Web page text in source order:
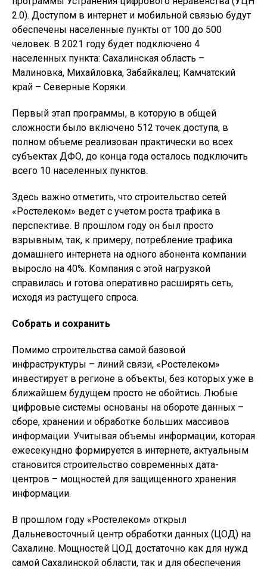
2.0). Доступом в интернет и мобильной связью будут
обеспечены населенные пункты от 100 до 500
человек. В 2021 году будет подключено 4
населенных пункта: Сахалинская область –
Малиновка, Михайловка, Забайкалец; Камчатский
край – Северные Коряки.
Первый этап программы, в которую в общей
сложности было включено 512 точек доступа, в
полном объеме реализован практически во всех
субъектах ДФО, до конца года осталось подключить
всего 10 населенных пунктов.
Здесь важно отметить, что строительство сетей
«Ростелеком» ведет с учетом роста трафика в
перспективе. В прошлом году он был просто
взрывным, так, к примеру, потребление трафика
домашнего интернета на одного абонента компании
выросло на 40%. Компания с этой нагрузкой
справилась и готова оперативно расширять сеть,
исходя из растущего спроса.
Собрать и сохранить
Помимо строительства самой базовой
инфраструктуры – линий связи, «Ростелеком»
инвестирует в регионе в объекты, без которых уже в
ближайшем будущем просто не обойтись. Любые
цифровые системы основаны на обороте данных –
сборе, хранении и обработке больших массивов
информации. Учитывая объемы информации, которая
ежесекундно формируется в интернете, актуальным
становится строительство современных дата-
центров – мощностей для защищенного хранения
информации.
В прошлом году «Ростелеком» открыл
Дальневосточный центр обработки данных (ЦОД) на
Сахалине. Мощностей ЦОД достаточно как для нужд
самой Сахалинской области, так и для обеспечения